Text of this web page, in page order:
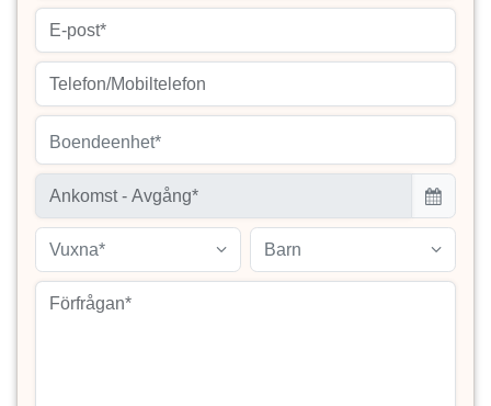
Boendeenhet*
Vuxna* Barn